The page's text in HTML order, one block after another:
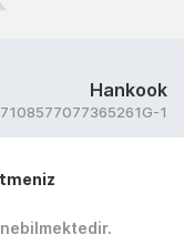
Hankook
1